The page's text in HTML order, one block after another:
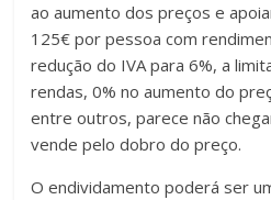
ao aumento dos preços e
125€ por pessoa com
redução do IVA para 6%, a
rendas, 0% no aumento do
entre outros, parece não
vende pelo dobro do preço.
O endividamento poderá ser